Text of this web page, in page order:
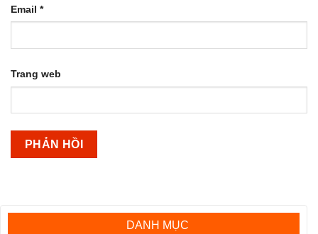
Email *
Trang web
DANH MỤC